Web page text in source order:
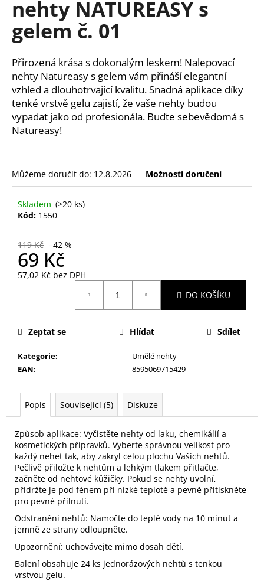
nehty NATUREASY s
gelem č. 01
Přirozená krása s dokonalým leskem! Nalepovací
nehty Natureasy s gelem vám přináší elegantní
vzhled a dlouhotrvající kvalitu. Snadná aplikace díky
tenké vrstvě gelu zajistí, že vaše nehty budou
vypadat jako od profesionála. Buďte sebevědomá s
Natureasy!
Můžeme doručit do: 12.8.2026 Možnosti doručení
Skladem (>20 ks)
Kód: 1550
119 Kč –42 %
69 Kč
57,02 Kč bez DPH
DO KOŠÍKU
Kategorie:
Umělé nehty
EAN: 8595069715429
Zeptat se Hlídat Sdílet
Popis Související (5) Diskuze
Způsob aplikace: Vyčistěte nehty od laku, chemikálií a
kosmetických přípravků. Vyberte správnou velikost pro
každý nehet tak, aby zakryl celou plochu Vašich nehtů.
Pečlivě přiložte k nehtům a lehkým tlakem přitlačte,
začněte od nehtové kůžičky. Pokud se nehty uvolní,
přidržte je pod fénem při nízké teplotě a pevně přitiskněte
pro pevné přilnutí.
Odstranění nehtů: Namočte do teplé vody na 10 minut a
jemně ze strany odloupněte.
Upozornění: uchovávejte mimo dosah dětí.
Balení obsahuje 24 ks jednorázových nehtů s tenkou
vrstvou gelu.
a
j
í
t
?
D
o
p
u
u
m
e
NALEPOVACÍ
ŘASY
WISPY
V0035
Kč